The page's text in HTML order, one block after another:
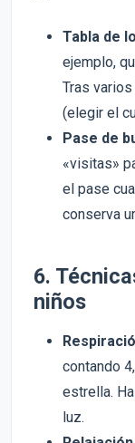
Tabla de
ejemplo,
Tras
(elegir el
Pase de
«visitas»
el pase
conserva
6.
niños
contando
estrella.
luz.